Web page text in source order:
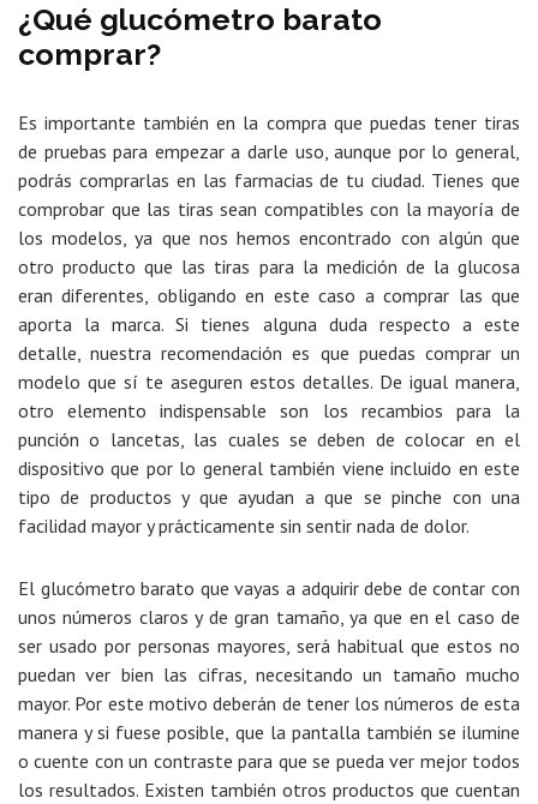
¿Qué glucómetro barato
comprar?
Es importante también en la compra que puedas tener tiras
de pruebas para empezar a darle uso, aunque por lo general,
podrás comprarlas en las farmacias de tu ciudad. Tienes que
comprobar que las tiras sean compatibles con la mayoría de
los modelos, ya que nos hemos encontrado con algún que
otro producto que las tiras para la medición de la glucosa
eran diferentes, obligando en este caso a comprar las que
aporta la marca. Si tienes alguna duda respecto a este
detalle, nuestra recomendación es que puedas comprar un
modelo que sí te aseguren estos detalles. De igual manera,
otro elemento indispensable son los recambios para la
punción o lancetas, las cuales se deben de colocar en el
dispositivo que por lo general también viene incluido en este
tipo de productos y que ayudan a que se pinche con una
facilidad mayor y prácticamente sin sentir nada de dolor.
El glucómetro barato que vayas a adquirir debe de contar con
unos números claros y de gran tamaño, ya que en el caso de
ser usado por personas mayores, será habitual que estos no
puedan ver bien las cifras, necesitando un tamaño mucho
mayor. Por este motivo deberán de tener los números de esta
manera y si fuese posible, que la pantalla también se ilumine
o cuente con un contraste para que se pueda ver mejor todos
los resultados. Existen también otros productos que cuentan